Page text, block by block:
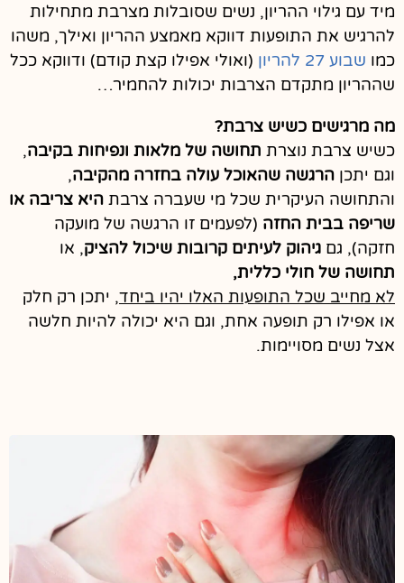
מיד עם גילוי ההריון, נשים שסובלות מצרבת מתחילות
להרגיש את התופעות דווקא מאמצע ההריון ואילך, משהו
כמו שבוע 27 להריון
(ואולי אפילו קצת קודם) ודווקא ככל
שההריון מתקדם הצרבות יכולות להחמיר…
מה מרגישים כשיש צרבת?
כשיש צרבת נוצרת תחושה של מלאות ונפיחות בקיבה,
וגם יתכן הרגשה שהאוכל עולה בחזרה מהקיבה,
והתחושה העיקרית שכל מי שעברה צרבת היא צריבה או
שריפה בבית החזה (לפעמים זו הרגשה של מועקה
חזקה), גם גיהוק לעיתים קרובות שיכול להציק, או
תחושה של חולי כללית,
לא מחייב שכל התופעות האלו יהיו ביחד, יתכן רק חלק
או אפילו רק תופעה אחת, וגם היא יכולה להיות חלשה
אצל נשים מסויימות.